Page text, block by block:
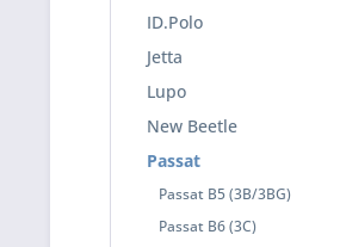
ID.Polo
Jetta
Lupo
New Beetle
Passat
Passat B5 (3B/3BG)
Passat B6 (3C)